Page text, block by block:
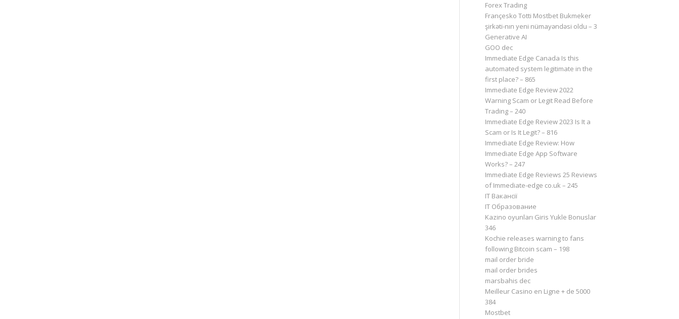
Forex Trading
Françesko Totti Mostbet Bukmeker
şirkəti-nın yeni nümayəndəsi oldu – 3
Generative AI
GOO dec
Immediate Edge Canada Is this
automated system legitimate in the
first place? – 865
Immediate Edge Review 2022
Warning Scam or Legit Read Before
Trading – 240
Immediate Edge Review 2023 Is It a
Scam or Is It Legit? – 816
Immediate Edge Review: How
Immediate Edge App Software
Works? – 247
Immediate Edge Reviews 25 Reviews
of Immediate-edge co.uk – 245
IT Вакансії
IT Образование
Kazino oyunları Giris Yukle Bonuslar
346
Kochie releases warning to fans
following Bitcoin scam – 198
mail order bride
mail order brides
marsbahis dec
Meilleur Casino en Ligne + de 5000
384
Mostbet